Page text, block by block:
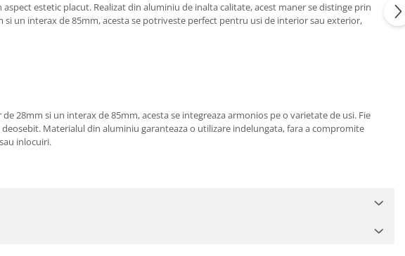
estetic placut. Realizat din aluminiu de inalta calitate, acest maner se distinge prin
un interax de 85mm, acesta se potriveste perfect pentru usi de interior sau exterior,
28mm si un interax de 85mm, acesta se integreaza armonios pe o varietate de usi. Fie
Materialul din aluminiu garanteaza o utilizare indelungata, fara a compromite
inlocuiri.